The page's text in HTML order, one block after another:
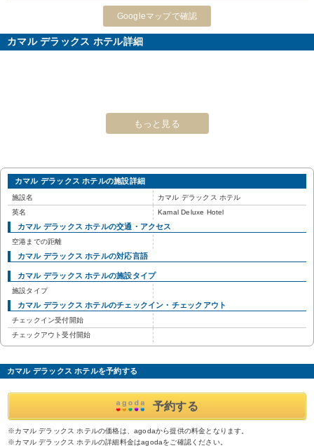
Googleマップで確認
カマル デラックス ホテル詳細
もっと見る
カマル デラックス ホテルの施設詳細
施設名
カマル デラックス ホテル
英名
Kamal Deluxe Hotel
カマル デラックス ホテルの交通・アクセス
空港までの距離
カマル デラックス ホテルの対応言語
カマル デラックス ホテルの施設タイプ
施設タイプ
カマル デラックス ホテルのチェックイン・チェックアウト
チェックイン受付開始
チェックアウト受付開始
カマル デラックス ホテルを予約する
予約する
※カマル デラックス ホテルの価格は、agodaから提供の料金となります。
※カマル デラックス ホテルの詳細料金はagodaをご確認ください。